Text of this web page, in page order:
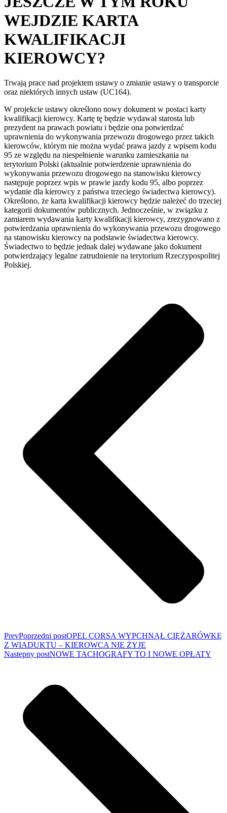
WEJDZIE KARTA
KWALIFIKACJI
KIEROWCY?
Trwają prace nad projektem ustawy o zmianie ustawy o transporcie
oraz niektórych innych ustaw (UC164).
W projekcie ustawy określono nowy dokument w postaci karty
kwalifikacji kierowcy. Kartę tę będzie wydawał starosta lub
prezydent na prawach powiatu i będzie ona potwierdzać
uprawnienia do wykonywania przewozu drogowego przez takich
kierowców, którym nie można wydać prawa jazdy z wpisem kodu
95 ze względu na niespełnienie warunku zamieszkania na
terytorium Polski (aktualnie potwierdzenie uprawnienia do
wykonywania przewozu drogowego na stanowisku kierowcy
następuje poprzez wpis w prawie jazdy kodu 95, albo poprzez
wydanie dla kierowcy z państwa trzeciego świadectwa kierowcy).
Określono, że karta kwalifikacji kierowcy będzie należeć do trzeciej
kategorii dokumentów publicznych. Jednocześnie, w związku z
zamiarem wydawania karty kwalifikacji kierowcy, zrezygnowano z
potwierdzania uprawnienia do wykonywania przewozu drogowego
na stanowisku kierowcy na podstawie świadectwa kierowcy.
Świadectwo to będzie jednak dalej wydawane jako dokument
potwierdzający legalne zatrudnienie na terytorium Rzeczypospolitej
Polskiej.
PrevPoprzedni postOPEL CORSA WYPCHNĄŁ CIĘŻARÓWKĘ
Z WIADUKTU – KIEROWCA NIE ŻYJE
Następny postNOWE TACHOGRAFY TO I NOWE OPŁATY